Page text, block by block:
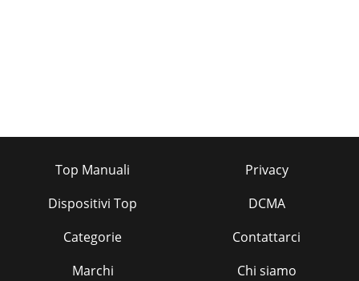
Top Manuali
Dispositivi Top
Categorie
Marchi
Privacy
DCMA
Contattarci
Chi siamo